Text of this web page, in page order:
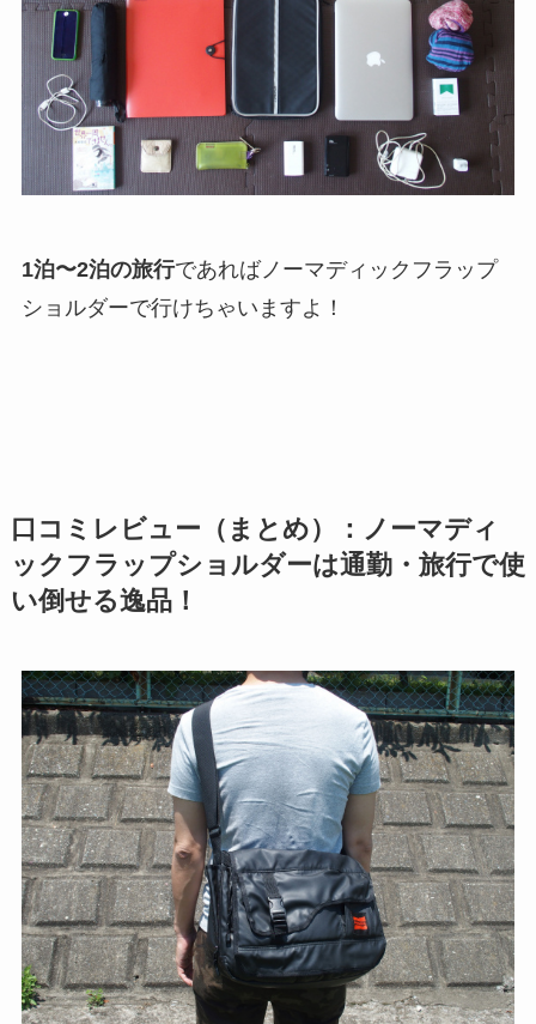
1泊〜2泊の旅行であればノーマディックフラップ
ショルダーで行けちゃいますよ！
口コミレビュー（まとめ）：ノーマディ
ックフラップショルダーは通勤・旅行で使
い倒せる逸品！